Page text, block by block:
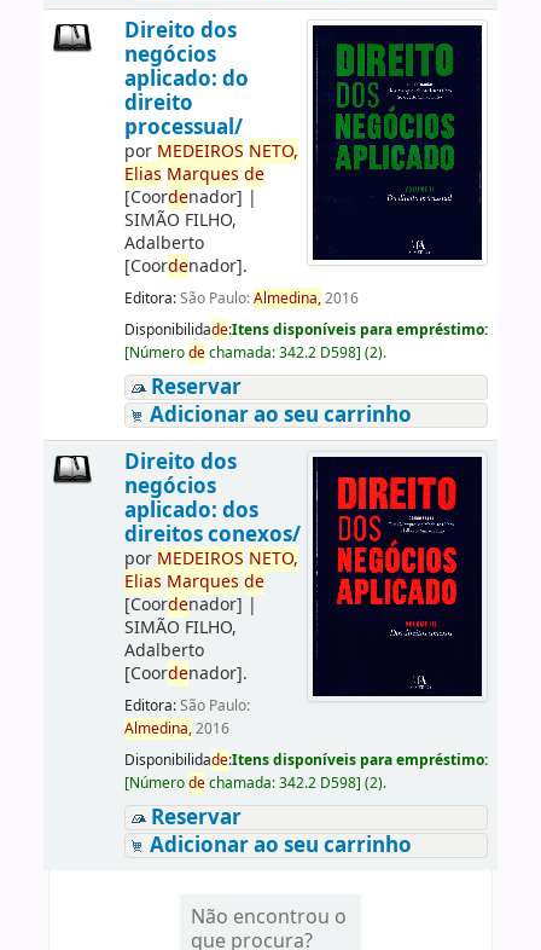
Direito dos
negócios
aplicado: do
direito
processual/
por MEDEIROS NETO,
Elias Marques de
[Coordenador] |
SIMÃO FILHO,
Adalberto
[Coordenador].
Editora:São Paulo:Almedina,2016
Disponibilidade:Itens disponíveis para empréstimo:
[Númerodechamada:342.2 D598] (2).
Reservar
Adicionar ao seu carrinho
Direito dos
negócios
aplicado: dos
direitos conexos/
por MEDEIROS NETO,
Elias Marques de
[Coordenador] |
SIMÃO FILHO,
Adalberto
[Coordenador].
Editora:São Paulo:
Almedina,2016
Disponibilidade:Itens disponíveis para empréstimo:
[Númerodechamada:342.2 D598] (2).
Reservar
Adicionar ao seu carrinho
Não encontrou o
que procura?